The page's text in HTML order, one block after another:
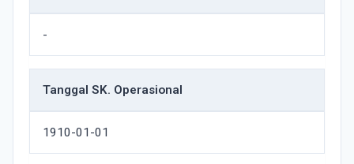
-
Tanggal SK. Operasional
1910-01-01